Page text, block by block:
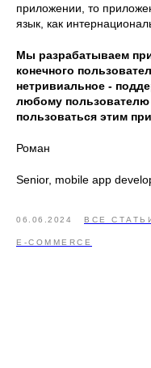
приложении, то
язык, как
Мы разрабатываем
конечного
нетривиальное -
любому
пользоваться этим
Роман
Senior, mobile app
06.06.2024 ВСЕ
E-COMMERCE